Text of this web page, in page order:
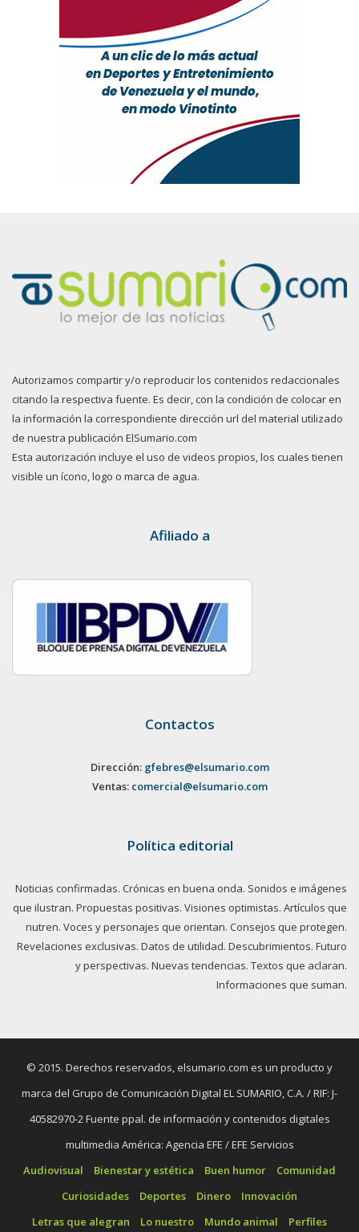
Autorizamos compartir y/o reproducir los contenidos redaccionales
citando la respectiva fuente. Es decir, con la condición de colocar en
la información la correspondiente dirección url del material utilizado
de nuestra publicación ElSumario.com
Esta autorización incluye el uso de videos propios, los cuales tienen
visible un ícono, logo o marca de agua.
Afiliado a
Contactos
Dirección: gfebres@elsumario.com
Ventas: comercial@elsumario.com
Política editorial
Noticias confirmadas. Crónicas en buena onda. Sonidos e imágenes
que ilustran. Propuestas positivas. Visiones optimistas. Artículos que
nutren. Voces y personajes que orientan. Consejos que protegen.
Revelaciones exclusivas. Datos de utilidad. Descubrimientos. Futuro
y perspectivas. Nuevas tendencias. Textos que aclaran.
Informaciones que suman.
© 2015. Derechos reservados, elsumario.com es un producto y
marca del Grupo de Comunicación Digital EL SUMARIO, C.A. / RIF: J-
40582970-2 Fuente ppal. de información y contenidos digitales
multimedia América: Agencia EFE / EFE Servicios
Audiovisual
Bienestar y estética Buen humor
Comunidad
Curiosidades
Deportes Dinero
Innovación
Letras que alegran
Lo nuestro Mundo animal Perfiles